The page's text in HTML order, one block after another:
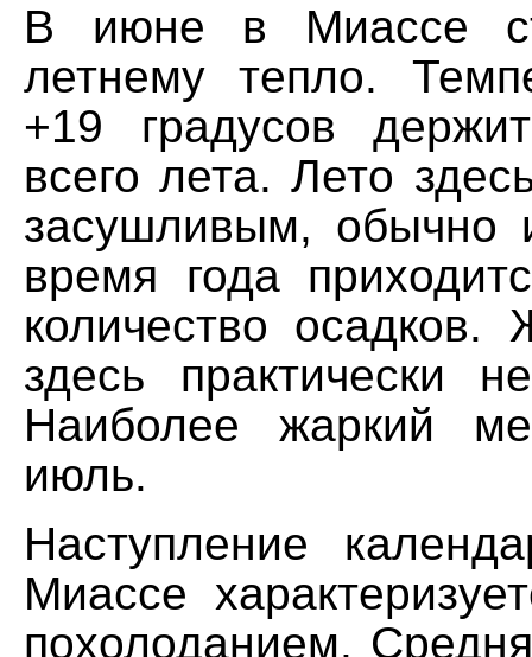
В июне в Миассе
летнему тепло.
+19 градусов
всего лета. Лето
засушливым, обычно
время года
количество
здесь практически
Наиболее жаркий
июль.
Наступление
Миассе
похолоданием.